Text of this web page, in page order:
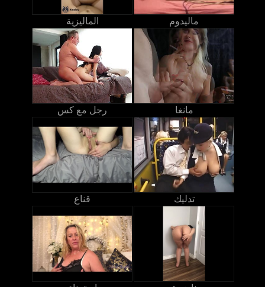
الماليزية ماليدوم
رجل مع كس مانغا
قناع تدليك